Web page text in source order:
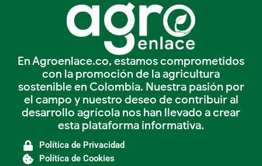
En Agroenlace.co, estamos comprometidos
con la promoción de la agricultura
sostenible en Colombia. Nuestra pasión por
el campo y nuestro deseo de contribuir al
desarrollo agrícola nos han llevado a crear
esta plataforma informativa.
Política de Privacidad
Política de Cookies